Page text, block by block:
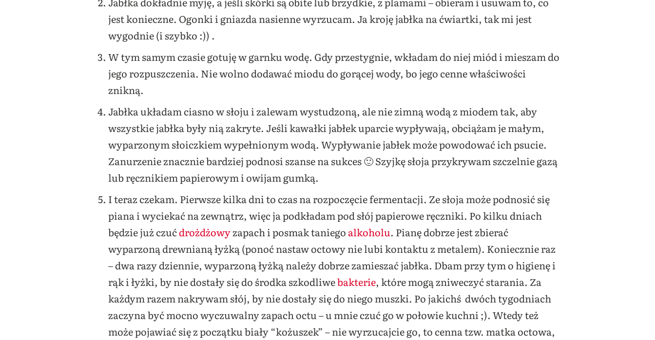
jest konieczne. Ogonki i gniazda nasienne wyrzucam. Ja kroję jabłka na ćwiartki, tak mi jest
wygodnie (i szybko :)) .
W tym samym czasie gotuję w garnku wodę. Gdy przestygnie, wkładam do niej miód i mieszam do
jego rozpuszczenia. Nie wolno dodawać miodu do gorącej wody, bo jego cenne właściwości
znikną.
Jabłka układam ciasno w słoju i zalewam wystudzoną, ale nie zimną wodą z miodem tak, aby
wszystkie jabłka były nią zakryte. Jeśli kawałki jabłek uparcie wypływają, obciążam je małym,
wyparzonym słoiczkiem wypełnionym wodą. Wypływanie jabłek może powodować ich psucie.
Zanurzenie znacznie bardziej podnosi szanse na sukces 🙂 Szyjkę słoja przykrywam szczelnie gazą
lub ręcznikiem papierowym i owijam gumką.
I teraz czekam. Pierwsze kilka dni to czas na rozpoczęcie fermentacji. Ze słoja może podnosić się
piana i wyciekać na zewnątrz, więc ja podkładam pod słój papierowe ręczniki. Po kilku dniach
będzie już czućdrożdżowyzapach i posmak taniego alkoholu. Pianę dobrze jest zbierać
wyparzoną drewnianą łyżką (ponoć nastaw octowy nie lubi kontaktu z metalem). Koniecznie raz
– dwa razy dziennie, wyparzoną łyżką należy dobrze zamieszać jabłka. Dbam przy tym o higienę i
rąk i łyżki, by nie dostały się do środka szkodliwebakterie, które mogą zniweczyć starania. Za
każdym razem nakrywam słój, by nie dostały się do niego muszki. Po jakichś dwóch tygodniach
zaczyna być mocno wyczuwalny zapach octu – u mnie czuć go w połowie kuchni ;). Wtedy też
może pojawiać się z początku biały “kożuszek” – nie wyrzucajcie go, to cenna tzw. matka octowa,